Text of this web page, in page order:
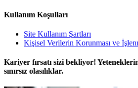
Kullanım Koşulları
Site Kullanım Şartları
Kişisel Verilerin Korunması ve
Kariyer fırsatı sizi bekliyor!
sınırsız olasılıklar.